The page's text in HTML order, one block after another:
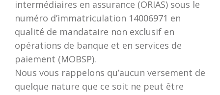
intermédiaires en assurance (ORIAS) sous le
numéro d’immatriculation 14006971 en
qualité de mandataire non exclusif en
opérations de banque et en services de
paiement (MOBSP).
Nous vous rappelons qu’aucun versement de
quelque nature que ce soit ne peut être